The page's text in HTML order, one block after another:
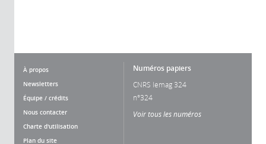
À propos
Newsletters
Équipe / crédits
Nous contacter
Charte d'utilisation
Plan du site
Numéros papiers
CNRS lemag 324
n°324
Voir tous les numéros